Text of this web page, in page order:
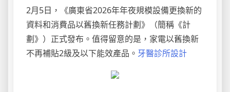
2月5日，《廣東省2026年年夜規模設備更換新的
資料和消費品以舊換新任務計劃》（簡稱《計
劃》）正式發布。值得留意的是，家電以舊換新
不再補貼2級及以下能效產品。 牙醫診所設計